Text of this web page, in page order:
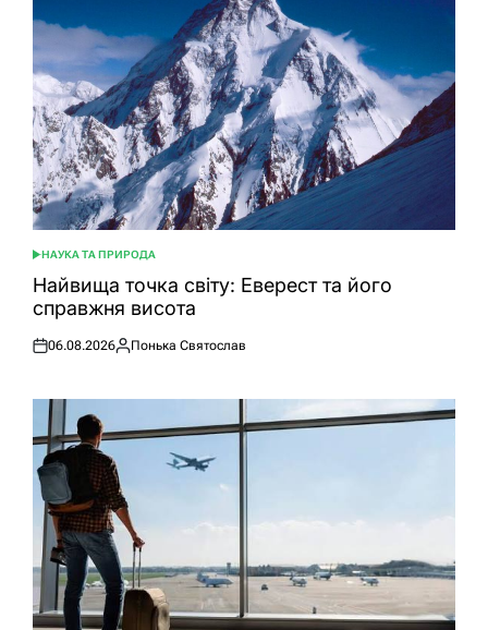
ОПУБЛІКУВАТИ
У
НАУКА ТА ПРИРОДА
Найвища точка світу: Еверест та його
справжня висота
Оприлюднено
06.08.2026
Опубліковано
Понька Святослав